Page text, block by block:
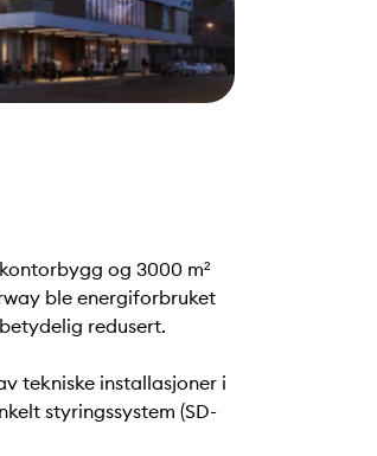
og 3000 m²
ble energiforbruket
redusert.
tekniske installasjoner i
styringssystem (SD-